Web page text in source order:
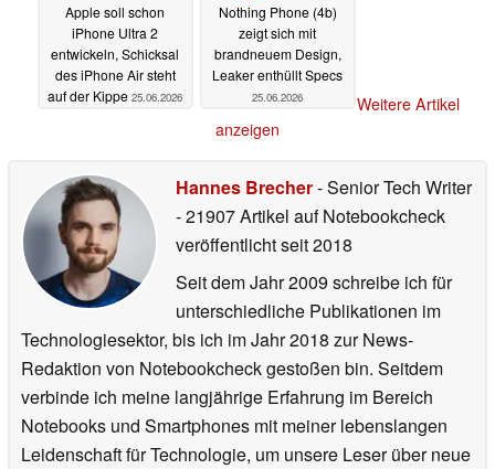
Apple soll schon
iPhone Ultra 2
entwickeln, Schicksal
des iPhone Air steht
auf der Kippe 25.06.2026
Nothing Phone (4b)
zeigt sich mit
brandneuem Design,
Leaker enthüllt Specs
25.06.2026
Weitere Artikel
anzeigen
Hannes Brecher- Senior Tech Writer
- 21907 Artikel auf Notebookcheck
veröffentlichtseit 2018
Seit dem Jahr 2009 schreibe ich für
unterschiedliche Publikationen im
Technologiesektor, bis ich im Jahr 2018 zur News-
Redaktion von Notebookcheck gestoßen bin. Seitdem
verbinde ich meine langjährige Erfahrung im Bereich
Notebooks und Smartphones mit meiner lebenslangen
Leidenschaft für Technologie, um unsere Leser über neue